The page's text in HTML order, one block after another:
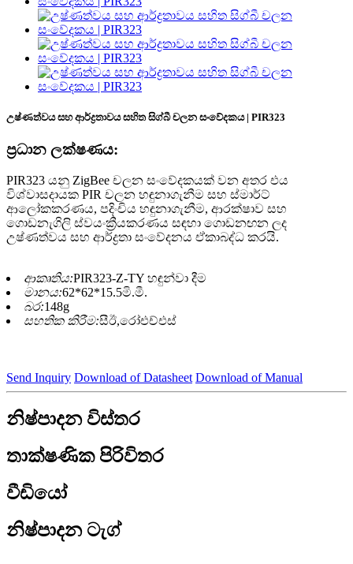
උෂ්ණත්වය සහ ආර්ද්‍රතාවය සහිත සිග්බී චලන සංවේදකය | PIR323
ප්‍රධාන ලක්ෂණය:
PIR323 යනු ZigBee චලන සංවේදකයක් වන අතර එය
විශ්වාසදායක PIR චලන හඳුනාගැනීම සහ ස්මාර්ට්
ආලෝකකරණය, පදිංචිය හඳුනාගැනීම, ආරක්ෂාව සහ
ගොඩනැගිලි ස්වයංක්‍රීයකරණය සඳහා ගොඩනඟන ලද
උෂ්ණත්වය සහ ආර්ද්‍රතා සංවේදනය ඒකාබද්ධ කරයි.
ආකෘතිය:PIR323-Z-TY හඳුන්වා දීම
මානය:62*62*15.5මි.මී.
බර:148g
සහතික කිරීම:සීඊ,රෝඑච්එස්
Send Inquiry Download of Datasheet Download of Manual
නිෂ්පාදන විස්තර
තාක්ෂණික පිරිවිතර
වීඩියෝ
නිෂ්පාදන ටැග්